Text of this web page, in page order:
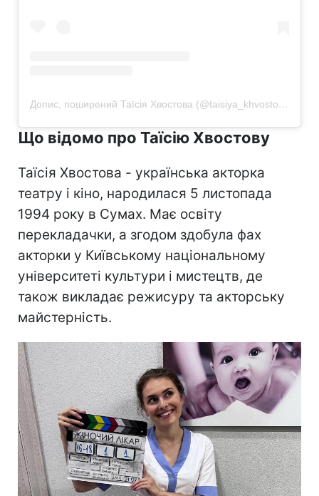
Допис, поширений Таїсія Хвостова (@taisiya_khvostova)
Що відомо про Таїсію Хвостову
Таїсія Хвостова - українська акторка
театру і кіно, народилася 5 листопада
1994 року в Сумах. Має освіту
перекладачки, а згодом здобула фах
акторки у Київському національному
університеті культури і мистецтв, де
також викладає режисуру та акторську
майстерність.